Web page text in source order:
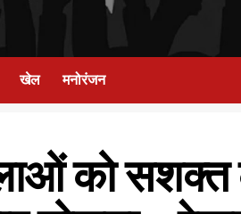
खेल मनोरंजन
को सशक्त